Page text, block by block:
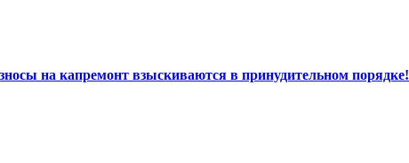
на капремонт взыскиваются в принудительном порядке!